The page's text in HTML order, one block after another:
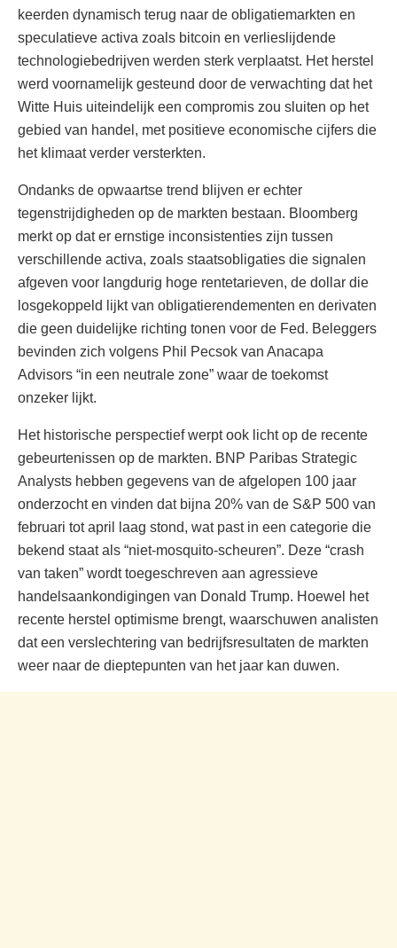
keerden dynamisch terug naar de obligatiemarkten en
speculatieve activa zoals bitcoin en verlieslijdende
technologiebedrijven werden sterk verplaatst. Het herstel
werd voornamelijk gesteund door de verwachting dat het
Witte Huis uiteindelijk een compromis zou sluiten op het
gebied van handel, met positieve economische cijfers die
het klimaat verder versterkten.
Ondanks de opwaartse trend blijven er echter
tegenstrijdigheden op de markten bestaan. Bloomberg
merkt op dat er ernstige inconsistenties zijn tussen
verschillende activa, zoals staatsobligaties die signalen
afgeven voor langdurig hoge rentetarieven, de dollar die
losgekoppeld lijkt van obligatierendementen en derivaten
die geen duidelijke richting tonen voor de Fed. Beleggers
bevinden zich volgens Phil Pecsok van Anacapa
Advisors “in een neutrale zone” waar de toekomst
onzeker lijkt.
Het historische perspectief werpt ook licht op de recente
gebeurtenissen op de markten. BNP Paribas Strategic
Analysts hebben gegevens van de afgelopen 100 jaar
onderzocht en vinden dat bijna 20% van de S&P 500 van
februari tot april laag stond, wat past in een categorie die
bekend staat als “niet-mosquito-scheuren”. Deze “crash
van taken” wordt toegeschreven aan agressieve
handelsaankondigingen van Donald Trump. Hoewel het
recente herstel optimisme brengt, waarschuwen analisten
dat een verslechtering van bedrijfsresultaten de markten
weer naar de dieptepunten van het jaar kan duwen.